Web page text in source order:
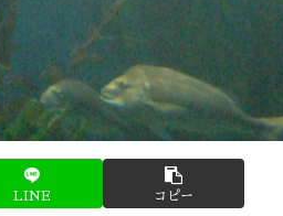
LINE コピー